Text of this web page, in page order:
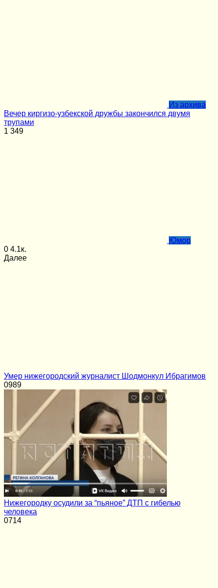
Из архива
Вечер киргизо-узбекской дружбы закончился двумя
трупами
1 349
Юмор
0 4.1к.
Далее
Умер нижегородский журналист Шодмонкул Ибрагимов
0989
Нижегородку осудили за “пьяное” ДТП с гибелью
человека
0714